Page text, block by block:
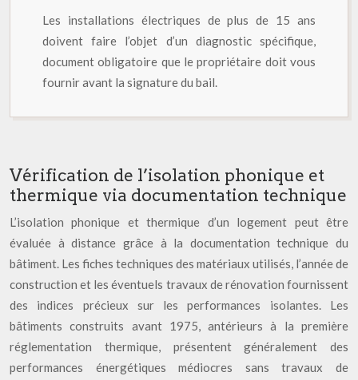
Les installations électriques de plus de 15 ans
doivent faire l’objet d’un diagnostic spécifique,
document obligatoire que le propriétaire doit vous
fournir avant la signature du bail.
Vérification de l’isolation phonique et
thermique via documentation technique
L’isolation phonique et thermique d’un logement peut être
évaluée à distance grâce à la documentation technique du
bâtiment. Les fiches techniques des matériaux utilisés, l’année de
construction et les éventuels travaux de rénovation fournissent
des indices précieux sur les performances isolantes. Les
bâtiments construits avant 1975, antérieurs à la première
réglementation thermique, présentent généralement des
performances énergétiques médiocres sans travaux de